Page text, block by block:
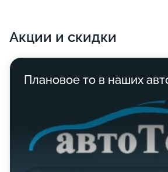
Акции и скидки
Плановое то в наших